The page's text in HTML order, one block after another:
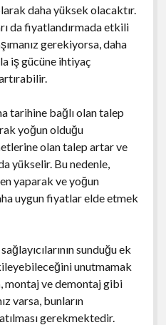
daha yüksek olacaktır.
da fiyatlandırmada etkili
gerekiyorsa, daha
iş gücüne ihtiyaç
tarihine bağlı olan talep
yoğun olduğu
olan talep artar ve
yükselir. Bu nedenle,
yaparak ve yoğun
uygun fiyatlar elde etmek
sunduğu ek
unutmamak
montaj ve demontaj gibi
varsa, bunların
gerekmektedir.